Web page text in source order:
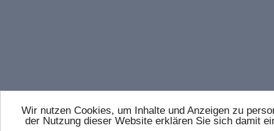
Wir nutzen Cookies, um Inhalte und Anzeigen zu
der Nutzung dieser Website erklären Sie sich damit